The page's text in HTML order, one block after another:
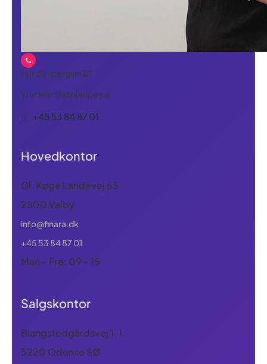
Har du spørgsmål?
Vi er klar til at hjælpe på
tlf. +45 53 84 87 01
Hovedkontor
Gl. Køge Landevej 55
2500 Valby
info@finara.dk
+45 53 84 87 01
Man - Fre: 09 - 15
Salgskontor
Blangstedgårdsvej 1, 1.
5220 Odense SØ